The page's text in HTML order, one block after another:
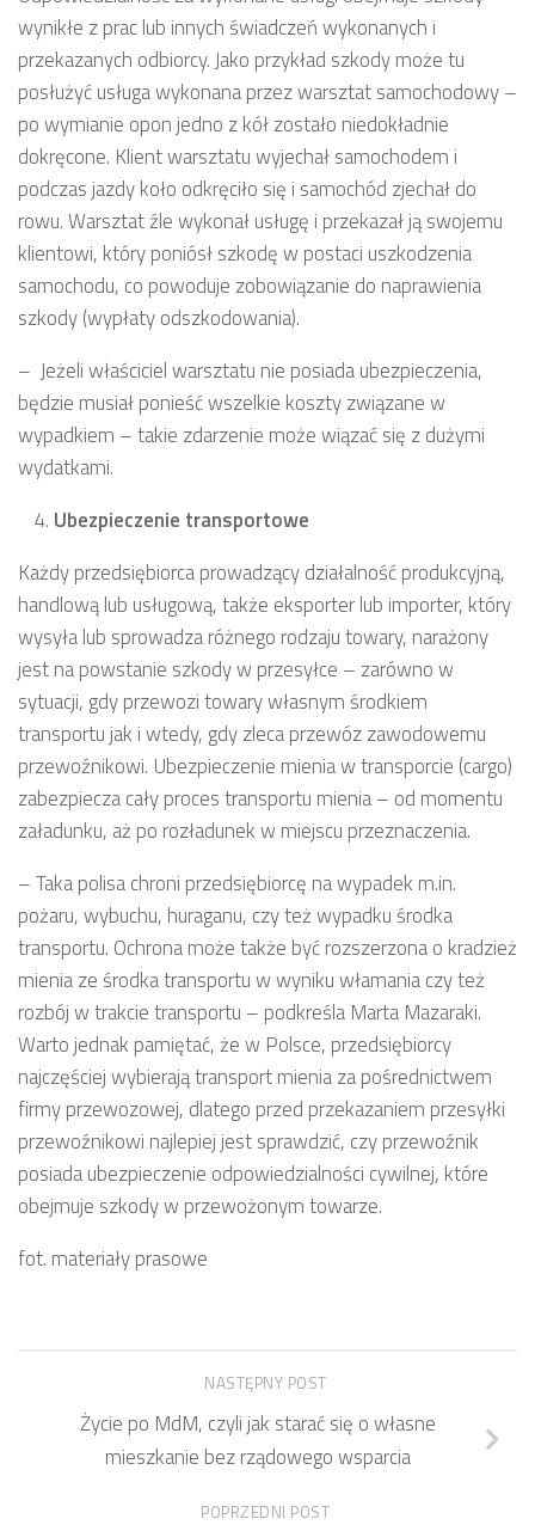
wynikłe z prac lub innych świadczeń wykonanych i
przekazanych odbiorcy. Jako przykład szkody może tu
posłużyć usługa wykonana przez warsztat samochodowy –
po wymianie opon jedno z kół zostało niedokładnie
dokręcone. Klient warsztatu wyjechał samochodem i
podczas jazdy koło odkręciło się i samochód zjechał do
rowu. Warsztat źle wykonał usługę i przekazał ją swojemu
klientowi, który poniósł szkodę w postaci uszkodzenia
samochodu, co powoduje zobowiązanie do naprawienia
szkody (wypłaty odszkodowania).
– Jeżeli właściciel warsztatu nie posiada ubezpieczenia,
będzie musiał ponieść wszelkie koszty związane w
wypadkiem – takie zdarzenie może wiązać się z dużymi
wydatkami.
Ubezpieczenie transportowe
Każdy przedsiębiorca prowadzący działalność produkcyjną,
handlową lub usługową, także eksporter lub importer, który
wysyła lub sprowadza różnego rodzaju towary, narażony
jest na powstanie szkody w przesyłce – zarówno w
sytuacji, gdy przewozi towary własnym środkiem
transportu jak i wtedy, gdy zleca przewóz zawodowemu
przewoźnikowi. Ubezpieczenie mienia w transporcie (cargo)
zabezpiecza cały proces transportu mienia – od momentu
załadunku, aż po rozładunek w miejscu przeznaczenia.
– Taka polisa chroni przedsiębiorcę na wypadek m.in.
pożaru, wybuchu, huraganu, czy też wypadku środka
transportu. Ochrona może także być rozszerzona o kradzież
mienia ze środka transportu w wyniku włamania czy też
rozbój w trakcie transportu – podkreśla Marta Mazaraki.
Warto jednak pamiętać, że w Polsce, przedsiębiorcy
najczęściej wybierają transport mienia za pośrednictwem
firmy przewozowej, dlatego przed przekazaniem przesyłki
przewoźnikowi najlepiej jest sprawdzić, czy przewoźnik
posiada ubezpieczenie odpowiedzialności cywilnej, które
obejmuje szkody w przewożonym towarze.
fot. materiały prasowe
NASTĘPNY POST
Życie po MdM, czyli jak starać się o własne
mieszkanie bez rządowego wsparcia
POPRZEDNI POST